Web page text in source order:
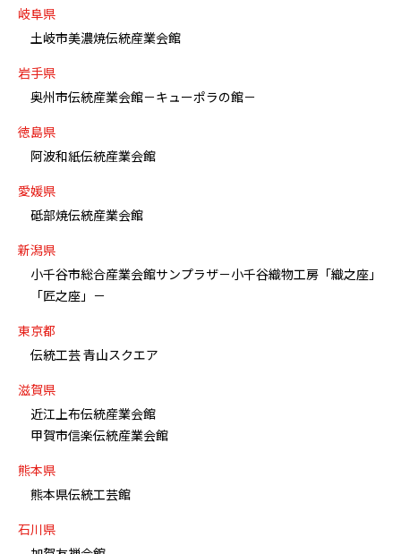
岐阜県
土岐市美濃焼伝統産業会館
岩手県
奥州市伝統産業会館－キューポラの館－
徳島県
阿波和紙伝統産業会館
愛媛県
砥部焼伝統産業会館
新潟県
小千谷市総合産業会館サンプラザ－小千谷織物工房「織之座」
「匠之座」－
東京都
伝統工芸 青山スクエア
滋賀県
近江上布伝統産業会館
甲賀市信楽伝統産業会館
熊本県
熊本県伝統工芸館
石川県